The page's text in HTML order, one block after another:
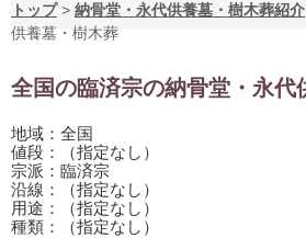
トップ> 納骨堂・永代供養墓・樹木葬紹介
供養墓・樹木葬
全国の臨済宗の納骨堂・永代
地域：全国
値段：（指定なし）
宗派：臨済宗
沿線：（指定なし）
用途：（指定なし）
種類：（指定なし）